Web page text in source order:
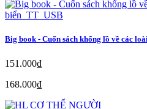
Big book - Cuốn sách khổng lồ về các
151.000₫
168.000₫